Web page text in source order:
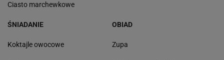
Ciasto marchewkowe
ŚNIADANIE
Koktajle owocowe
OBIAD
Zupa